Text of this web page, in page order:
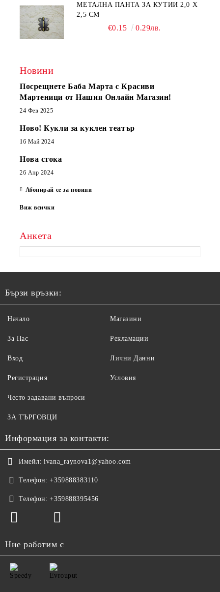
МЕТАЛНА ПАНТА ЗА КУТИИ 2,0 Х
2,5 СМ
€0.15 0.29лв.
Новини
Посрещнете Баба Марта с Красиви
Мартеници от Нашия Онлайн Магазин!
24 Фев 2025
Ново! Кукли за куклен театър
16 Май 2024
Нова стока
26 Апр 2024
Абонирай се за новини
Виж всички
Анкета
Бързи връзки:
Начало
За Нас
Вход
Регистрация
Магазини
Рекламации
Лични Данни
Условия
Често задавани въпроси
ЗА ТЪРГОВЦИ
Информация за контакти:
Имейл: ivana_raynova1@yahoo.com
Телефон: +359888383110
Телефон: +359888395456
Ние работим с